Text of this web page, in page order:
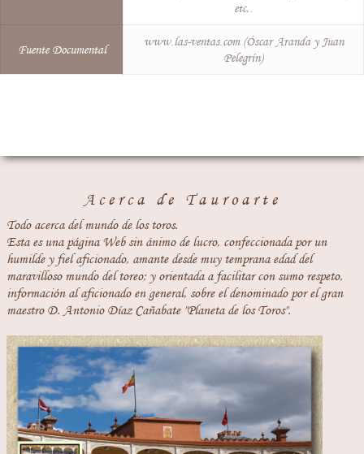
etc,.
Fuente Documental
www.las-ventas.com (Óscar Aranda y Juan
Pelegrín)
Acerca de Tauroarte
Todo acerca del mundo de los toros.
Esta es una página Web sin ánimo de lucro, confeccionada por un
humilde y fiel aficionado, amante desde muy temprana edad del
maravilloso mundo del toreo; y orientada a facilitar con sumo respeto,
información al aficionado en general, sobre el denominado por el gran
maestro D. Antonio Díaz Cañabate "Planeta de los Toros".